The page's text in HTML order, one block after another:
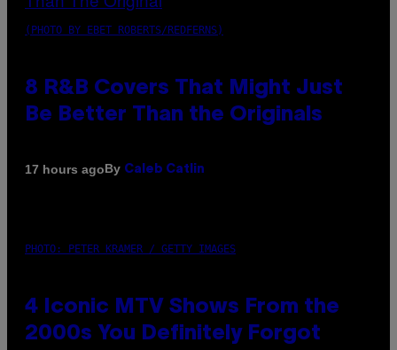
(PHOTO BY EBET ROBERTS/REDFERNS)
8 R&B Covers That Might Just
Be Better Than the Originals
17 hours agoBy Caleb Catlin
PHOTO: PETER KRAMER / GETTY IMAGES
4 Iconic MTV Shows From the
2000s You Definitely Forgot